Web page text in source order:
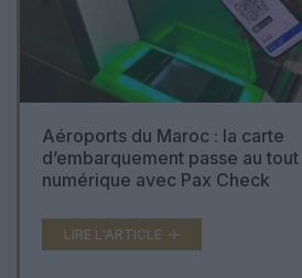
Aéroports du Maroc : la carte
d’embarquement passe au tout
numérique avec Pax Check
LIRE L'ARTICLE